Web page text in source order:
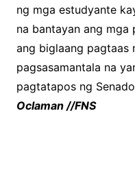
ng mga estudyante
na bantayan ang mga
ang biglaang pagtaas
pagsasamantala na
pagtatapos ng
Oclaman //FNS